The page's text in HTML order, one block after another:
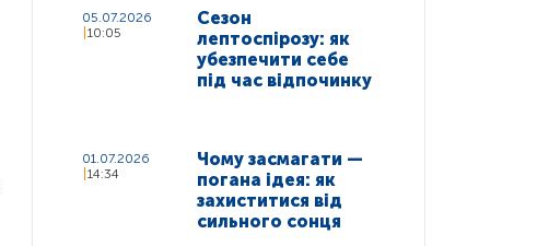
05.07.2026
10:05
Сезон
лептоспірозу: як
убезпечити себе
під час відпочинку
01.07.2026
14:34
Чому засмагати —
погана ідея: як
захиститися від
сильного сонця